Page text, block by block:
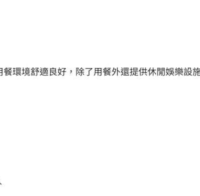
環境舒適良好，除了用餐外還提供休閒娛樂